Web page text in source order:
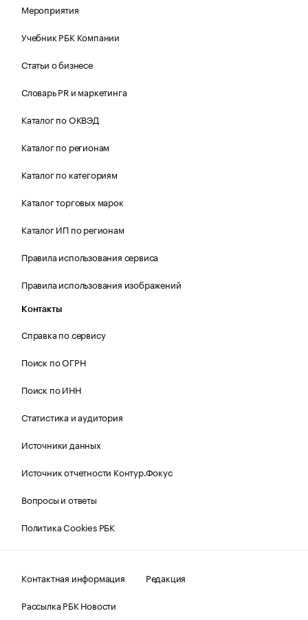
Мероприятия
Учебник РБК Компании
Статьи о бизнесе
Словарь PR и маркетинга
Каталог по ОКВЭД
Каталог по регионам
Каталог по категориям
Каталог торговых марок
Каталог ИП по регионам
Правила использования сервиса
Правила использования изображений
Контакты
Справка по сервису
Поиск по ОГРН
Поиск по ИНН
Статистика и аудитория
Источники данных
Источник отчетности Контур.Фокус
Вопросы и ответы
Политика Cookies РБК
Контактная информация
Редакция
Рассылка РБК Новости